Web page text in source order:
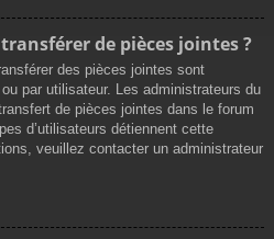
de pièces jointes ?
des pièces jointes sont
par utilisateur. Les administrateurs du
de pièces jointes dans le forum
d’utilisateurs détiennent cette
veuillez contacter un administrateur